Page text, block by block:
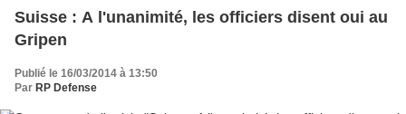
Suisse : A l'unanimité, les officiers disent oui au
Gripen
Publié le 16/03/2014 à 13:50
Par RP Defense